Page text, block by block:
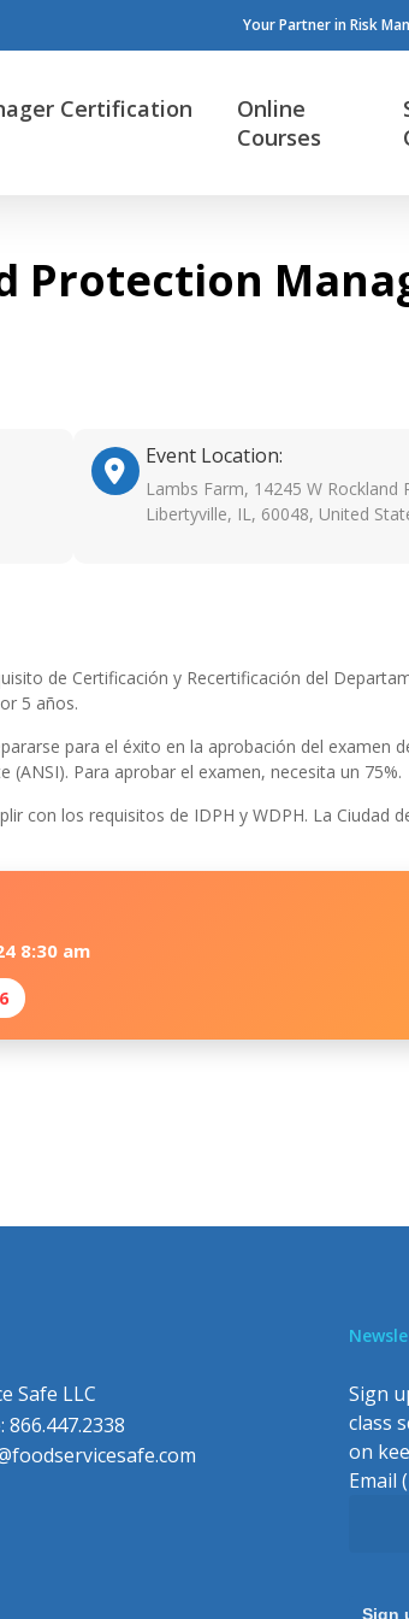
Your Partner in Risk
Certification
Online
Courses
Event Location:
Lambs Farm, 14245 W Rockland
Libertyville, IL, 60048, United
de Certificación y Recertificación del
5 años.
para el éxito en la aprobación del examen
Para aprobar el examen, necesita un 75%.
con los requisitos de IDPH y WDPH. La Ciudad
8:30 am
Safe LLC
Sign
class
on
Email